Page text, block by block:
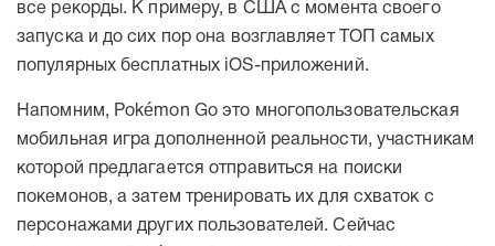
все рекорды. К примеру, в США с момента своего
запуска и до сих пор она возглавляет ТОП самых
популярных бесплатных iOS-приложений.
Напомним, Pokémon Go это многопользовательская
мобильная игра дополненной реальности, участникам
которой предлагается отправиться на поиски
покемонов, а затем тренировать их для схваток с
персонажами других пользователей. Сейчас